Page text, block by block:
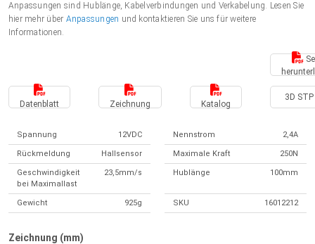
Suomi (EUR)
Anpassungen sind Hublänge, Kabelverbindungen und Verkabelung. Lesen Sie
hier mehr über Anpassungen und kontaktieren Sie uns für weitere
Informationen.
Datenblatt Zeichnung Katalog
3D STP
Spannung 12VDC Nennstrom 2,4A
Rückmeldung Hallsensor Maximale Kraft 250N
Geschwindigkeit
bei Maximallast
23,5mm/s Hublänge 100mm
Gewicht 925g SKU 16012212
Zeichnung (mm)